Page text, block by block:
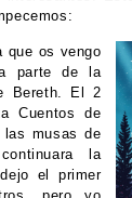
que os vengo
parte de la
Bereth. El 2
Cuentos de
las musas de
la
el primer